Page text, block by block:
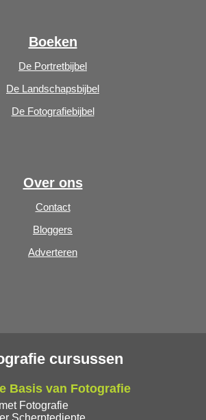
Boeken
De Portretbijbel
De Landschapsbijbel
De Fotografiebijbel
Over ons
Contact
Bloggers
Adverteren
cursussen
Basis van Fotografie
Fotografie
Scherptediepte